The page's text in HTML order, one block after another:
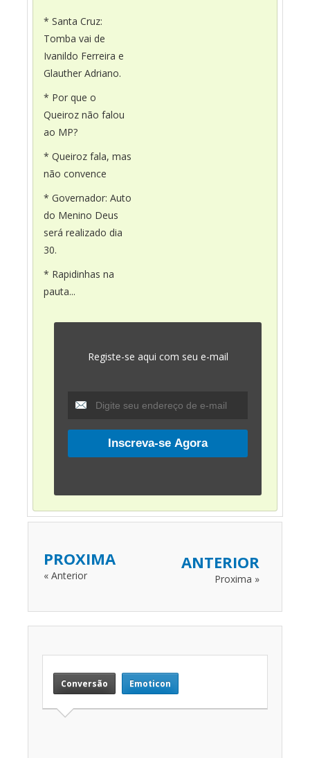
* Santa Cruz:
Tomba vai de
Ivanildo Ferreira e
Glauther Adriano.
* Por que o
Queiroz não falou
ao MP?
* Queiroz fala, mas
não convence
* Governador: Auto
do Menino Deus
será realizado dia
30.
* Rapidinhas na
pauta...
Registe-se aqui com seu e-mail
PROXIMA
« Anterior
ANTERIOR
Proxima »
Conversão Emoticon